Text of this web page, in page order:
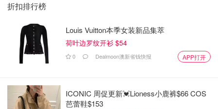
折扣排行榜
Louis Vuitton本季女装新品集萃
荷叶边罗纹开衫 $54
0 Dealmoon澳新省钱快报 APP打开
ICONIC 周促更新💓Lioness小鹿裤$66 COS
芭蕾鞋$153